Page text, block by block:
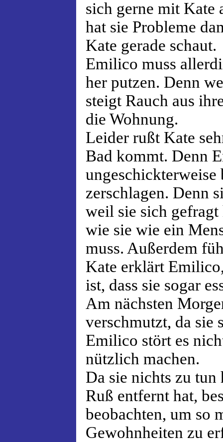
sich gerne mit Kate
hat sie Probleme
Kate gerade schaut.
Emilico muss
her putzen. Denn
steigt Rauch aus
die Wohnung.
Leider rußt Kate
Bad kommt. Denn
ungeschickterweise
zerschlagen. Denn
weil sie sich gefragt
wie sie wie ein
muss. Außerdem
Kate erklärt
ist, dass sie sogar
Am nächsten
verschmutzt, da sie
Emilico stört es
nützlich machen.
Da sie nichts zu tun
Ruß entfernt hat,
beobachten, um so
Gewohnheiten zu